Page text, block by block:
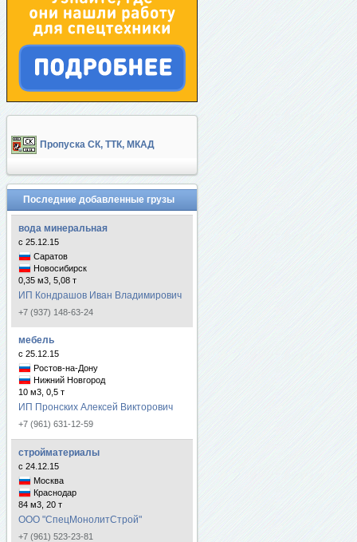
Пропуска СК, ТТК, МКАД
Последние добавленные грузы
вода минеральная
с 25.12.15
Саратов
Новосибирск
0,35 м3, 5,08 т
ИП Кондрашов Иван Владимирович
+7 (937) 148-63-24
мебель
с 25.12.15
Ростов-на-Дону
Нижний Новгород
10 м3, 0,5 т
ИП Пронских Алексей Викторович
+7 (961) 631-12-59
стройматериалы
с 24.12.15
Москва
Краснодар
84 м3, 20 т
ООО "СпецМонолитСтрой"
+7 (961) 523-23-81